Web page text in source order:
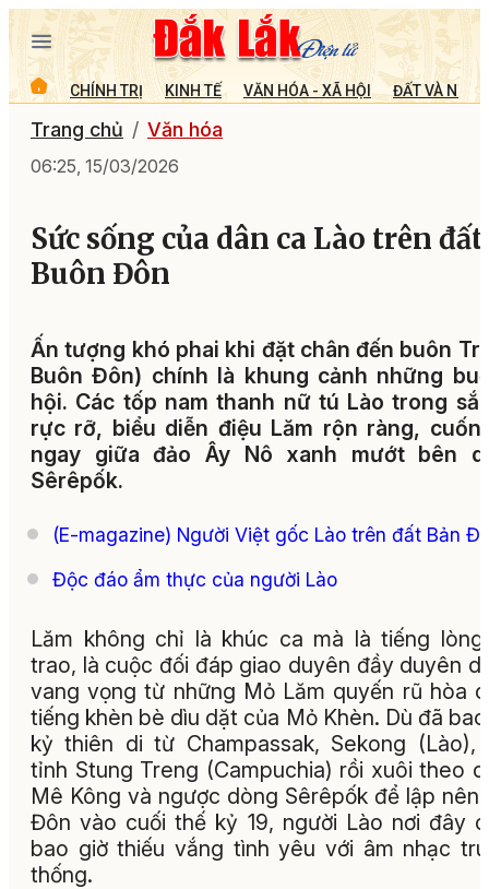
CHÍNH TRỊ KINH TẾ VĂN HÓA - XÃ HỘI ĐẤT VÀ
Trang chủ Văn hóa
06:25, 15/03/2026
Sức sống của dân ca Lào trên đất
Buôn Đôn
Ấn tượng khó phai khi đặt chân đến buôn
Buôn Đôn) chính là khung cảnh những
hội. Các tốp nam thanh nữ tú Lào trong
rực rỡ, biểu diễn điệu Lăm rộn ràng, cuốn
ngay giữa đảo Ây Nô xanh mướt bên
Sêrêpốk.
(E-magazine) Người Việt gốc Lào trên đất Bản
Độc đáo ẩm thực của người Lào
Lăm không chỉ là khúc ca mà là tiếng
trao, là cuộc đối đáp giao duyên đầy duyên
vang vọng từ những Mỏ Lăm quyến rũ hòa
tiếng khèn bè dìu dặt của Mỏ Khèn. Dù đã
kỷ thiên di từ Champassak, Sekong (Lào),
tỉnh Stung Treng (Campuchia) rồi xuôi theo
Mê Kông và ngược dòng Sêrêpốk để lập nên
Đôn vào cuối thế kỷ 19, người Lào nơi đây
bao giờ thiếu vắng tình yêu với âm nhạc
thống.